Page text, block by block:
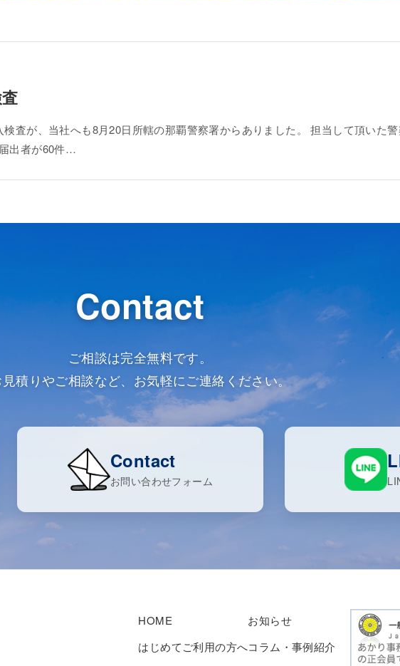
査が、当社へも8月20日所轄の那覇警察署からありました。 担当して頂いた警
出者が60件…
Contact
ご相談は完全無料です。
積りやご相談など、お気軽にご連絡ください。
Contact
お問い合わせフォーム
HOME
はじめてご利用の方へ
お知らせ
コラム・事例紹介